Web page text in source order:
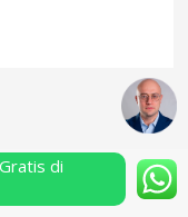
S.a.s.
di